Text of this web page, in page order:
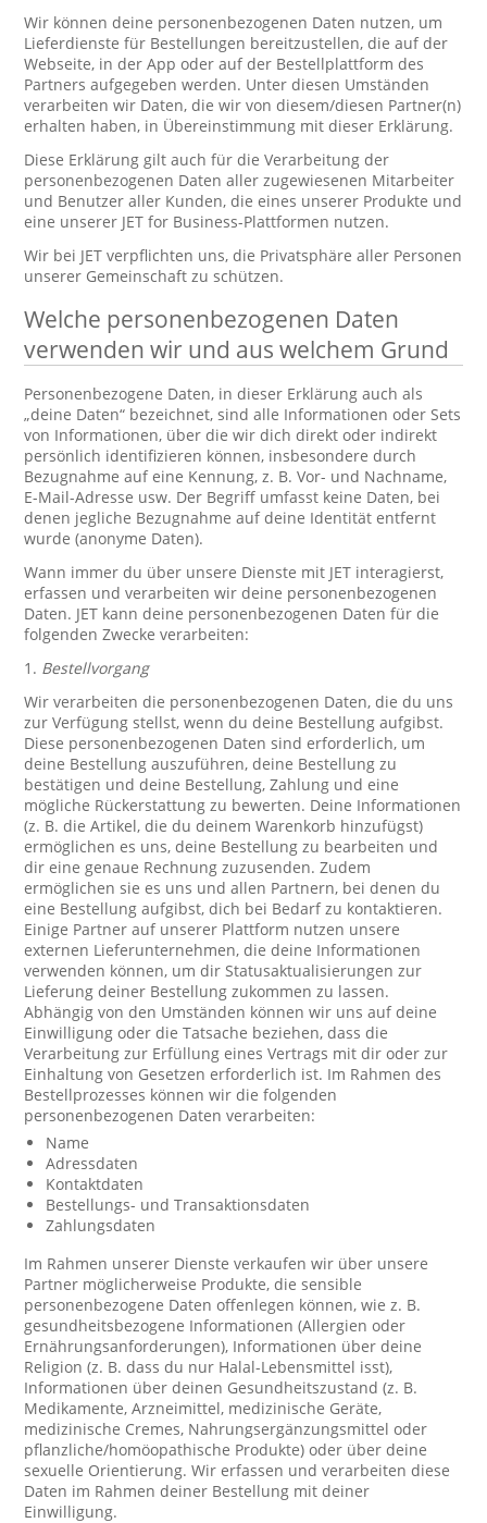
Wir können deine personenbezogenen Daten nutzen, um
Lieferdienste für Bestellungen bereitzustellen, die auf der
Webseite, in der App oder auf der Bestellplattform des
Partners aufgegeben werden. Unter diesen Umständen
verarbeiten wir Daten, die wir von diesem/diesen Partner(n)
erhalten haben, in Übereinstimmung mit dieser Erklärung.
Diese Erklärung gilt auch für die Verarbeitung der
personenbezogenen Daten aller zugewiesenen Mitarbeiter
und Benutzer aller Kunden, die eines unserer Produkte und
eine unserer JET for Business-Plattformen nutzen.
Wir bei JET verpflichten uns, die Privatsphäre aller Personen
unserer Gemeinschaft zu schützen.
Welche personenbezogenen Daten
verwenden wir und aus welchem Grund
Personenbezogene Daten, in dieser Erklärung auch als
„deine Daten“ bezeichnet, sind alle Informationen oder Sets
von Informationen, über die wir dich direkt oder indirekt
persönlich identifizieren können, insbesondere durch
Bezugnahme auf eine Kennung, z. B. Vor- und Nachname,
E-Mail-Adresse usw. Der Begriff umfasst keine Daten, bei
denen jegliche Bezugnahme auf deine Identität entfernt
wurde (anonyme Daten).
Wann immer du über unsere Dienste mit JET interagierst,
erfassen und verarbeiten wir deine personenbezogenen
Daten. JET kann deine personenbezogenen Daten für die
folgenden Zwecke verarbeiten:
1. Bestellvorgang
Wir verarbeiten die personenbezogenen Daten, die du uns
zur Verfügung stellst, wenn du deine Bestellung aufgibst.
Diese personenbezogenen Daten sind erforderlich, um
deine Bestellung auszuführen, deine Bestellung zu
bestätigen und deine Bestellung, Zahlung und eine
mögliche Rückerstattung zu bewerten. Deine Informationen
(z. B. die Artikel, die du deinem Warenkorb hinzufügst)
ermöglichen es uns, deine Bestellung zu bearbeiten und
dir eine genaue Rechnung zuzusenden. Zudem
ermöglichen sie es uns und allen Partnern, bei denen du
eine Bestellung aufgibst, dich bei Bedarf zu kontaktieren.
Einige Partner auf unserer Plattform nutzen unsere
externen Lieferunternehmen, die deine Informationen
verwenden können, um dir Statusaktualisierungen zur
Lieferung deiner Bestellung zukommen zu lassen.
Abhängig von den Umständen können wir uns auf deine
Einwilligung oder die Tatsache beziehen, dass die
Verarbeitung zur Erfüllung eines Vertrags mit dir oder zur
Einhaltung von Gesetzen erforderlich ist. Im Rahmen des
Bestellprozesses können wir die folgenden
personenbezogenen Daten verarbeiten:
Name
Adressdaten
Kontaktdaten
Bestellungs- und Transaktionsdaten
Zahlungsdaten
Im Rahmen unserer Dienste verkaufen wir über unsere
Partner möglicherweise Produkte, die sensible
personenbezogene Daten offenlegen können, wie z. B.
gesundheitsbezogene Informationen (Allergien oder
Ernährungsanforderungen), Informationen über deine
Religion (z. B. dass du nur Halal-Lebensmittel isst),
Informationen über deinen Gesundheitszustand (z. B.
Medikamente, Arzneimittel, medizinische Geräte,
medizinische Cremes, Nahrungsergänzungsmittel oder
pflanzliche/homöopathische Produkte) oder über deine
sexuelle Orientierung. Wir erfassen und verarbeiten diese
Daten im Rahmen deiner Bestellung mit deiner
Einwilligung.